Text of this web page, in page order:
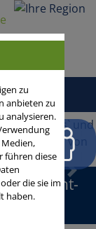
Vor
zu
anbieten zu
analysieren.
führen diese
die sie im
haben.